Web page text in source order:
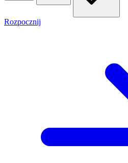
Rozpocznij